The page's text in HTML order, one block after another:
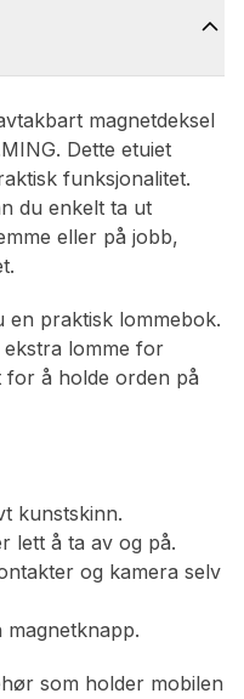
magnetdeksel
Dette etuiet
funksjonalitet.
du enkelt ta ut
eller på jobb,
en praktisk lommebok.
lomme for
å holde orden på
kunstskinn.
lett å ta av og på.
og kamera selv
som holder mobilen